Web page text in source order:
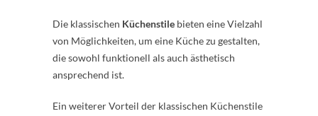
Die klassischen Küchenstile bieten eine Vielzahl
von Möglichkeiten, um eine Küche zu gestalten,
die sowohl funktionell als auch ästhetisch
ansprechend ist.
Ein weiterer Vorteil der klassischen Küchenstile